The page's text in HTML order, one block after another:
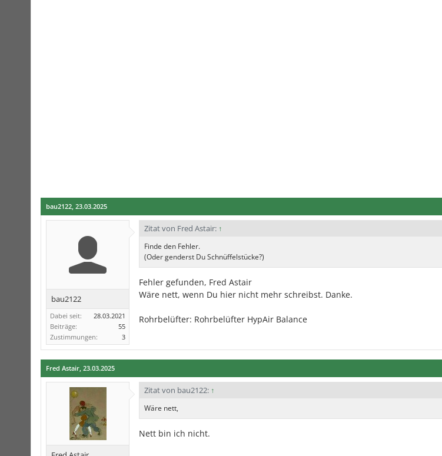
bau2122, 23.03.2025
bau2122
Dabei seit:
28.03.2021
Beiträge:
55
Zustimmungen:
3
Zitat von Fred Astair: ↑
Finde den Fehler.
(Oder genderst Du Schnüffelstücke?)
Fehler gefunden, Fred Astair
Wäre nett, wenn Du hier nicht mehr schreibst. Danke.
Rohrbelüfter: Rohrbelüfter HypAir Balance
Fred Astair, 23.03.2025
Zitat von bau2122: ↑
Wäre nett,
Nett bin ich nicht.